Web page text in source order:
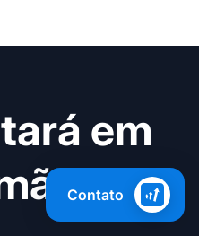
em
Contato